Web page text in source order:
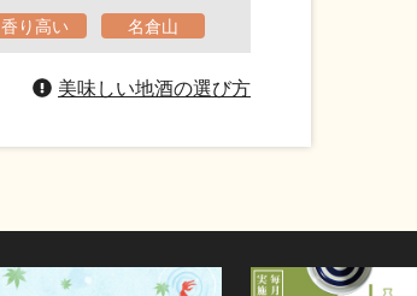
香り高い 名倉山
美味しい地酒の選び方